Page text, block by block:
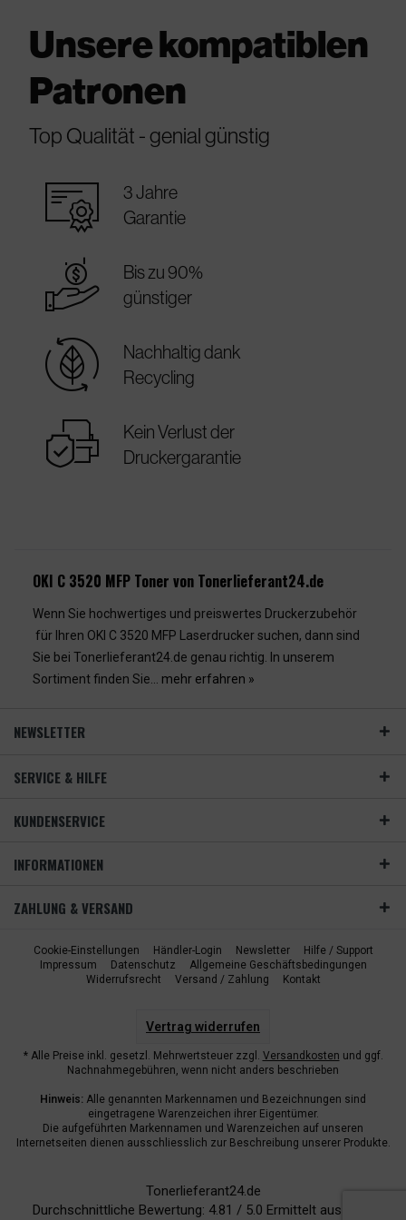
Unsere kompatiblen
Patronen
Top Qualität - genial günstig
warranty_certificate
3 Jahre
Garantie
best_price
Bis zu 90%
günstiger
sustainable
Nachhaltig dank
Recycling
warranty
Kein Verlust der
Druckergarantie
OKI C 3520 MFP Toner von Tonerlieferant24.de
Wenn Sie hochwertiges und preiswertes Druckerzubehör
für Ihren OKI C 3520 MFP Laserdrucker suchen, dann sind
Sie bei Tonerlieferant24.de genau richtig. In unserem
Sortiment finden Sie... mehr erfahren »
NEWSLETTER
SERVICE & HILFE
KUNDENSERVICE
INFORMATIONEN
ZAHLUNG & VERSAND
Cookie-Einstellungen Händler-Login Newsletter
Hilfe / Support
Impressum
Datenschutz
Allgemeine Geschäftsbedingungen
Widerrufsrecht
Versand / Zahlung Kontakt
Vertrag widerrufen
* Alle Preise inkl. gesetzl. Mehrwertsteuer zzgl. Versandkosten und ggf.
Nachnahmegebühren, wenn nicht anders beschrieben
Hinweis: Alle genannten Markennamen und Bezeichnungen sind
eingetragene Warenzeichen ihrer Eigentümer.
Die aufgeführten Markennamen und Warenzeichen auf unseren
Internetseiten dienen ausschliesslich zur Beschreibung unserer Produkte.
Tonerlieferant24.de
Durchschnittliche Bewertung: 4.81 / 5.0 Ermittelt aus